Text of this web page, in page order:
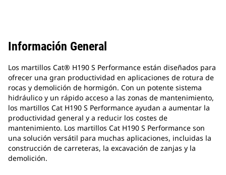
Información General
Los martillos Cat® H190 S Performance están diseñados para
ofrecer una gran productividad en aplicaciones de rotura de
rocas y demolición de hormigón. Con un potente sistema
hidráulico y un rápido acceso a las zonas de mantenimiento,
los martillos Cat H190 S Performance ayudan a aumentar la
productividad general y a reducir los costes de
mantenimiento. Los martillos Cat H190 S Performance son
una solución versátil para muchas aplicaciones, incluidas la
construcción de carreteras, la excavación de zanjas y la
demolición.